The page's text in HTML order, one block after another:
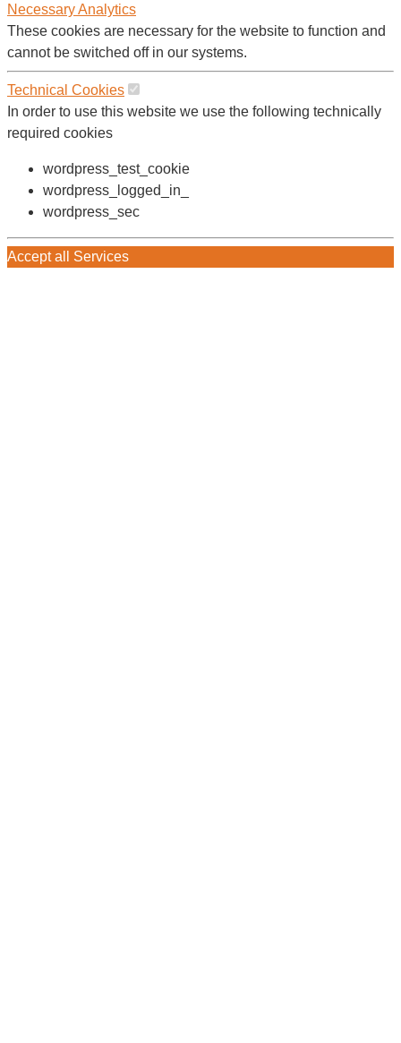
NecessaryAnalytics
These cookies are necessary for the website to function and
cannot be switched off in our systems.
Technical Cookies
In order to use this website we use the following technically
required cookies
wordpress_test_cookie
wordpress_logged_in_
wordpress_sec
Accept all Services